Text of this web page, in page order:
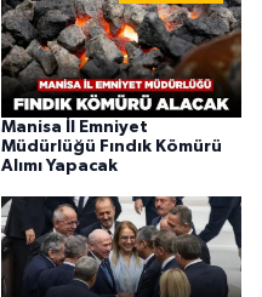
Manisa İl Emniyet
Müdürlüğü Fındık Kömürü
Alımı Yapacak